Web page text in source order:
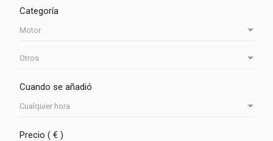
Categoría
Cuando se añadió
Precio ( € )